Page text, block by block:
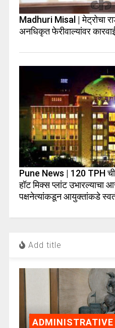
Madhuri Misal | मेट्रोचा
अनधिकृत फेरीवाल्यांवर
Pune News | 120 TPH
हॉट मिक्स प्लांट उभारल्याचा
पक्षनेत्यांकडून आयुक्तांकडे
Add title
ADMINISTRATIVE